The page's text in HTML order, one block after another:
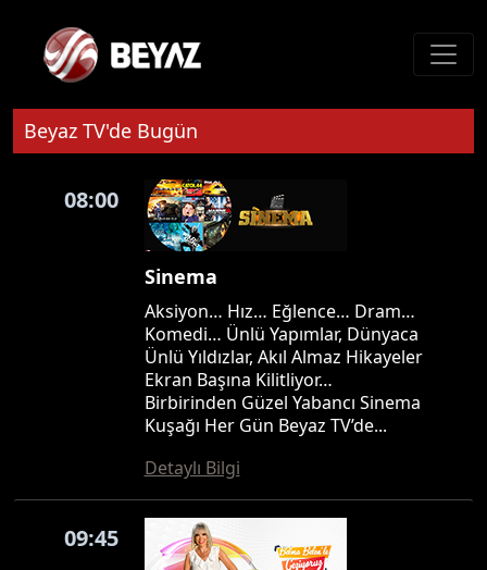
Beyaz TV'de Bugün
08:00
Sinema
Aksiyon… Hız… Eğlence… Dram…
Komedi… Ünlü Yapımlar, Dünyaca
Ünlü Yıldızlar, Akıl Almaz Hikayeler
Ekran Başına Kilitliyor…
Birbirinden Güzel Yabancı Sinema
Kuşağı Her Gün Beyaz TV’de...
Detaylı Bilgi
09:45